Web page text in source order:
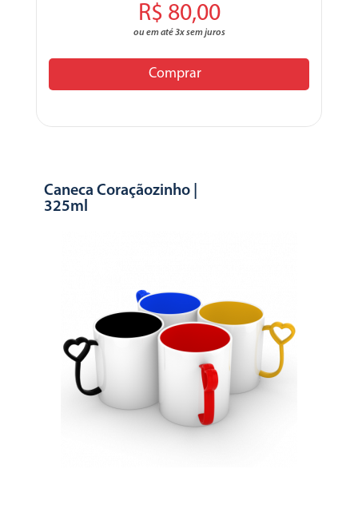
R$ 80,00
ou em até 3x sem juros
Comprar
Caneca Coraçãozinho |
325ml